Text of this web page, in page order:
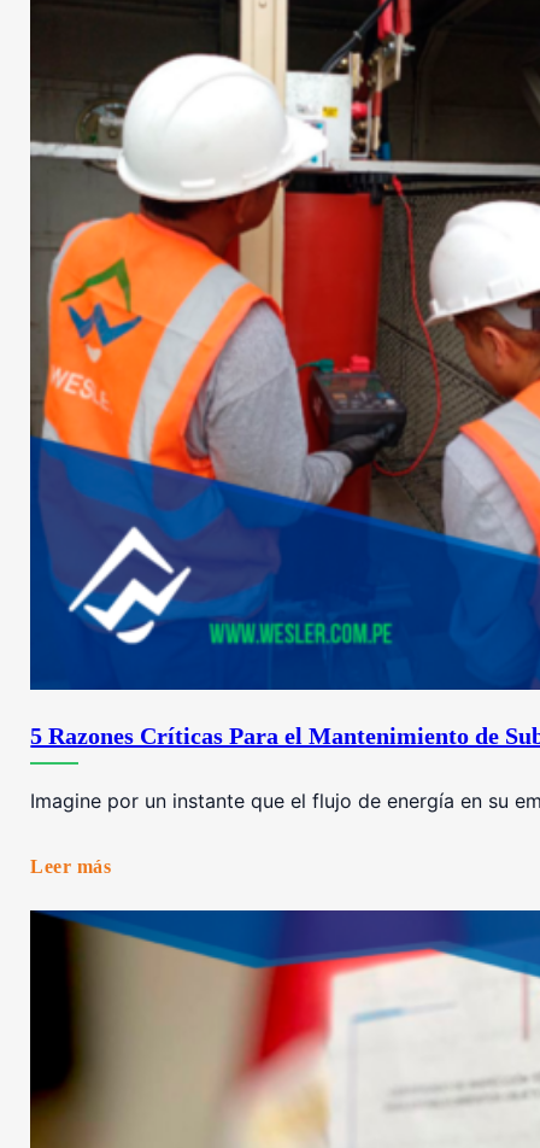
5 Razones Críticas Para el Mantenimiento de
Imagine por un instante que el flujo de energía en su
Leer más